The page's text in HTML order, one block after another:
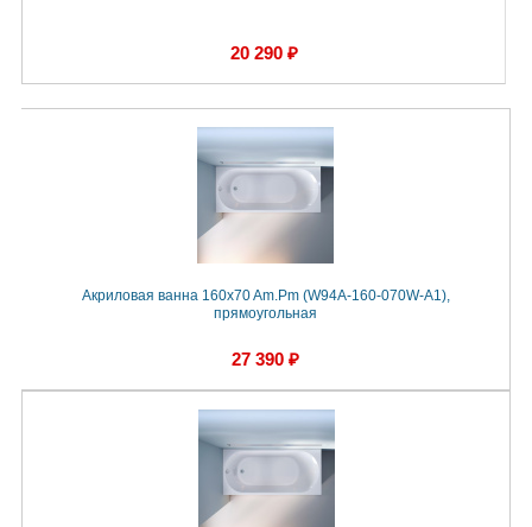
20 290 ₽
Акриловая ванна 160x70 Am.Pm (W94A-160-070W-A1),
прямоугольная
27 390 ₽